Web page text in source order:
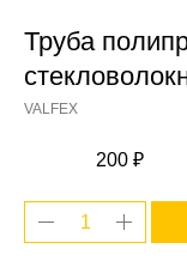
Труба
VALFEX
200 ₽